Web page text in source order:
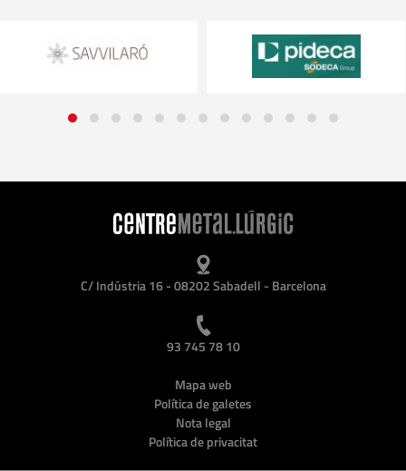
C/ Indústria 16 - 08202 Sabadell - Barcelona
93 745 78 10
Mapa web
Política de galetes
Nota legal
Política de privacitat